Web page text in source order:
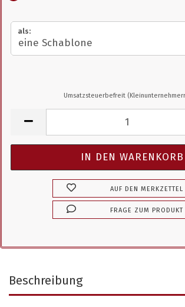
als:
Umsatzsteuerbefreit
AUF DEN MERKZETTEL
FRAGE ZUM PRODUKT
Beschreibung